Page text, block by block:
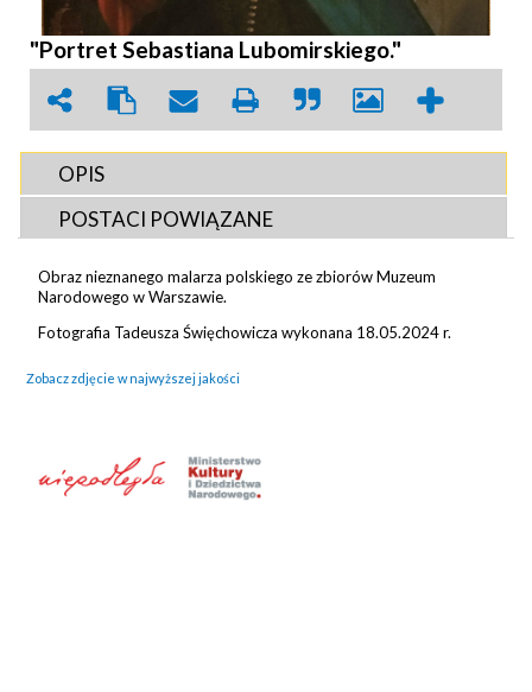
"Portret Sebastiana Lubomirskiego."
OPIS
POSTACI POWIĄZANE
Obraz nieznanego malarza polskiego ze zbiorów Muzeum
Narodowego w Warszawie.
Fotografia Tadeusza Święchowicza wykonana 18.05.2024 r.
Zobacz zdjęcie w najwyższej jakości